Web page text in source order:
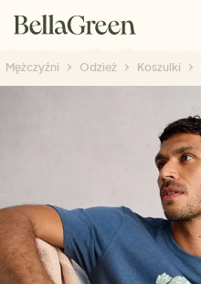
Mężczyźni Odzież Koszulki